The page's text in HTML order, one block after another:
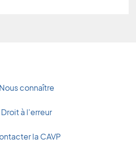
Nous connaître
Droit à l'erreur
la CAVP